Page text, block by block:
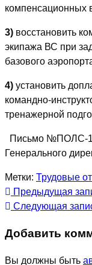
компенсационных
3) восстановить
экипажа ВС при
базового
4) установить
командно-
тренажерной
Письмо №ПОЛС-10
Генерального
Метки: Трудовые
Еще
статьи
Предыдущая
Следующая
Добавить
Вы должны быть